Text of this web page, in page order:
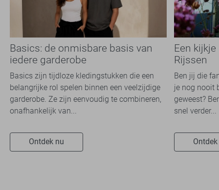
Basics: de onmisbare basis van
iedere garderobe
Basics zijn tijdloze kledingstukken die een
belangrijke rol spelen binnen een veelzijdige
garderobe. Ze zijn eenvoudig te combineren,
onafhankelijk van...
Ontdek nu
Een
Rijssen
Ben jij die
je nog nooit
geweest?
snel verder...